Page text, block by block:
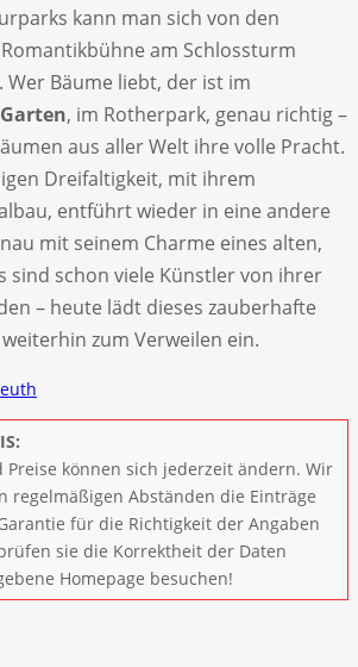
kann man sich von den
am Schlossturm
Wer Bäume liebt, der ist im
, im Rotherpark, genau richtig –
aus aller Welt ihre volle Pracht.
Dreifaltigkeit, mit ihrem
entführt wieder in eine andere
mit seinem Charme eines alten,
sind schon viele Künstler von ihrer
– heute lädt dieses zauberhafte
zum Verweilen ein.
können sich jederzeit ändern. Wir
regelmäßigen Abständen die Einträge
für die Richtigkeit der Angaben
sie die Korrektheit der Daten
Homepage besuchen!